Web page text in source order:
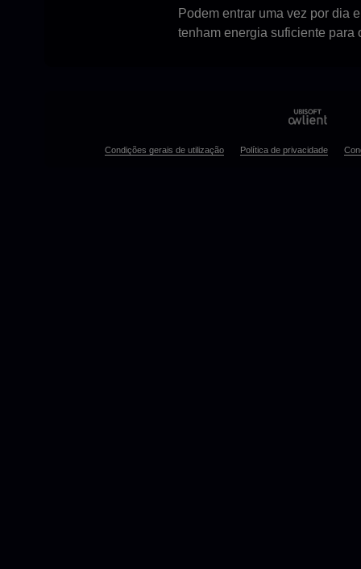
Podem entrar uma vez por dia
tenham energia suficiente para
Condições gerais de utilização Política de privacidade